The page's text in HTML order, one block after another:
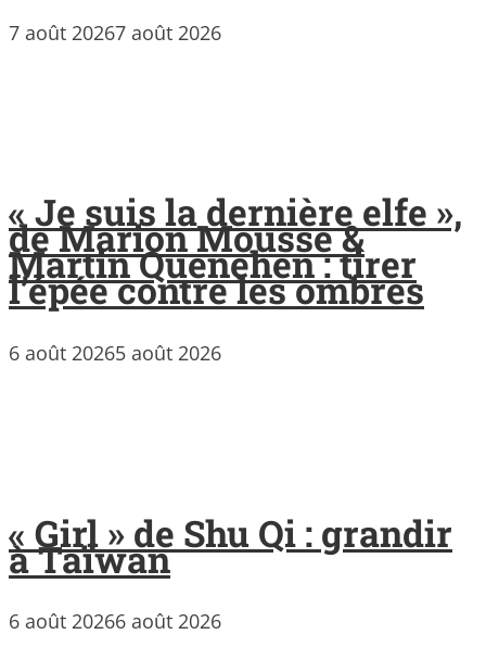
7 août 20267 août 2026
« Je suis la dernière elfe »,
de Marion Mousse &
Martin Quenehen : tirer
l’épée contre les ombres
6 août 20265 août 2026
« Girl » de Shu Qi : grandir
à Taïwan
6 août 20266 août 2026